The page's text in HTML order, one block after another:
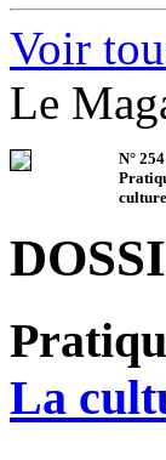
Voir
Le
N° 254
La